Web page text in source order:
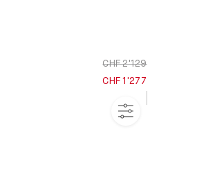
CHF 2'129
CHF 1'277